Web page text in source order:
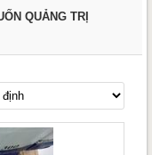
QUẢNG TRỊ